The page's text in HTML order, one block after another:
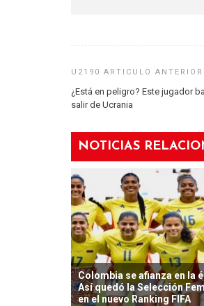
¿Está en peligro? Este jugador
salir de Ucrania
NOTICIAS
Colombia se afianza en la
Así quedó la Selección
en el nuevo Ranking FIFA